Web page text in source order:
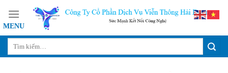
content